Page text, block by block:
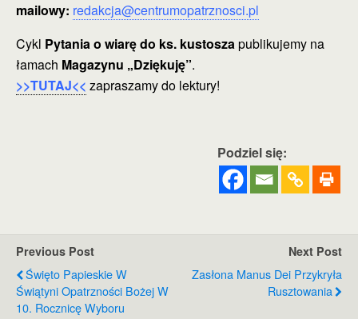
mailowy: redakcja@centrumopatrznosci.pl
Cykl Pytania o wiarę do ks. kustoszapublikujemy na
łamach Magazynu „Dziękuję”.
>>TUTAJ<< zapraszamy do lektury!
Podziel się:
Previous Post
Święto Papieskie W
Świątyni Opatrzności Bożej W
10. Rocznicę Wyboru
Next Post
Zasłona Manus Dei Przykryła
Rusztowania